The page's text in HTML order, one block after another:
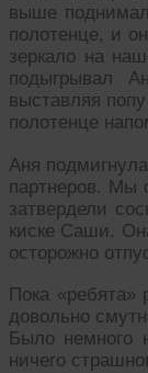
выше
полотенце, и
зеркало на
подыгрывал
выставляя
полотенце
Аня
партнеров. Мы
затвердели
киске Саши.
осторожно
Пока
довольно
Было немного
ничего